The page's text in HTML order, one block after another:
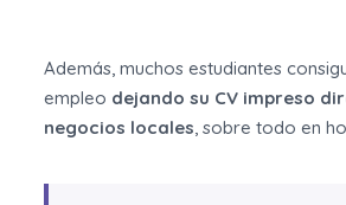
Además, muchos estudiantes
empleo dejando su CV impreso
negocios locales, sobre todo en